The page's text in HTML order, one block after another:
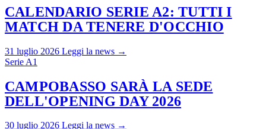
CALENDARIO SERIE A2: TUTTI I
MATCH DA TENERE D'OCCHIO
31 luglio 2026 Leggi la news →
Serie A1
CAMPOBASSO SARÀ LA SEDE
DELL'OPENING DAY 2026
30 luglio 2026 Leggi la news →